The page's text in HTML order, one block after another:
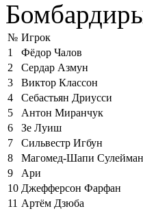
№ Игрок
1
Фёдор Чалов
2
Сердар Азмун
3
Виктор Классон
4
Себастьян Дриусси
5
Антон Миранчук
6
Зе Луиш
7
Сильвестр Игбун
8
Магомед-Шапи
9
Ари
10 Джефферсон Фарфан
11 Артём Дзюба